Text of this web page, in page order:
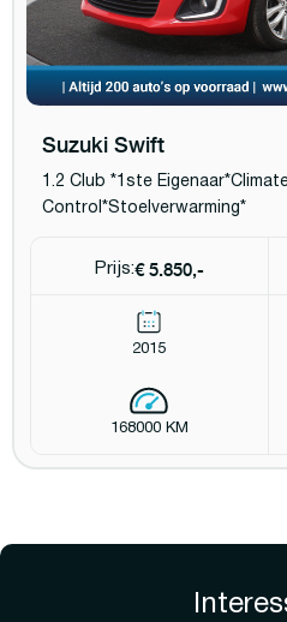
Suzuki Swift
1.2 Club *1ste
Control*Stoelverwarming*
Prijs:€ 5.850,-
2015
168000 KM